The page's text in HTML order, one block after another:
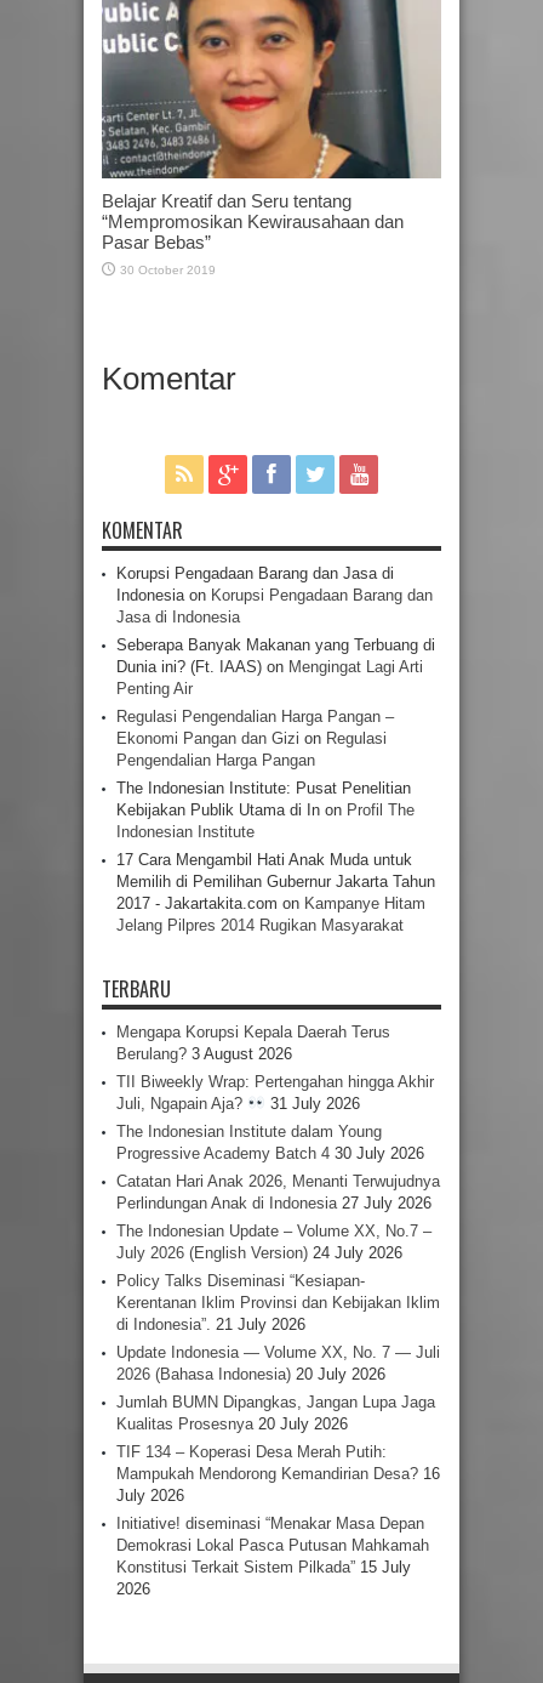
Belajar Kreatif dan Seru tentang
“Mempromosikan Kewirausahaan dan
Pasar Bebas”
30 October 2019
Komentar
KOMENTAR
Korupsi Pengadaan Barang dan Jasa di
Indonesia on Korupsi Pengadaan Barang dan
Jasa di Indonesia
Seberapa Banyak Makanan yang Terbuang di
Dunia ini? (Ft. IAAS) on Mengingat Lagi Arti
Penting Air
Regulasi Pengendalian Harga Pangan –
Ekonomi Pangan dan Gizi on Regulasi
Pengendalian Harga Pangan
The Indonesian Institute: Pusat Penelitian
Kebijakan Publik Utama di In on Profil The
Indonesian Institute
17 Cara Mengambil Hati Anak Muda untuk
Memilih di Pemilihan Gubernur Jakarta Tahun
2017 - Jakartakita.com on Kampanye Hitam
Jelang Pilpres 2014 Rugikan Masyarakat
TERBARU
Mengapa Korupsi Kepala Daerah Terus
Berulang? 3 August 2026
TII Biweekly Wrap: Pertengahan hingga Akhir
Juli, Ngapain Aja?
31 July 2026
The Indonesian Institute dalam Young
Progressive Academy Batch 4 30 July 2026
Catatan Hari Anak 2026, Menanti Terwujudnya
Perlindungan Anak di Indonesia 27 July 2026
The Indonesian Update – Volume XX, No.7 –
July 2026 (English Version) 24 July 2026
Policy Talks Diseminasi “Kesiapan-
Kerentanan Iklim Provinsi dan Kebijakan Iklim
di Indonesia”. 21 July 2026
Update Indonesia — Volume XX, No. 7 — Juli
2026 (Bahasa Indonesia) 20 July 2026
Jumlah BUMN Dipangkas, Jangan Lupa Jaga
Kualitas Prosesnya 20 July 2026
TIF 134 – Koperasi Desa Merah Putih:
Mampukah Mendorong Kemandirian Desa? 16
July 2026
Initiative! diseminasi “Menakar Masa Depan
Demokrasi Lokal Pasca Putusan Mahkamah
Konstitusi Terkait Sistem Pilkada” 15 July
2026